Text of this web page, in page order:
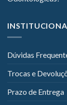
Dúvidas
Trocas e
Prazo de Entrega